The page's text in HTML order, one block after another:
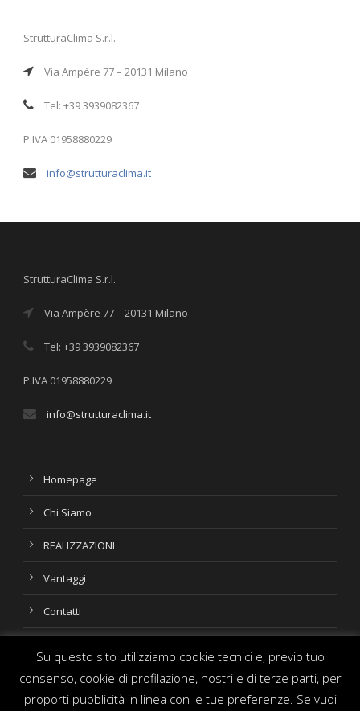
StrutturaClima S.r.l.
Via Ampère 77 – 20131 Milano
Tel: +39 3939082367
P.IVA 01958880229
info@strutturaclima.it
StrutturaClima S.r.l.
Via Ampère 77 – 20131 Milano
Tel: +39 3939082367
P.IVA 01958880229
info@strutturaclima.it
Homepage
Chi Siamo
REALIZZAZIONI
Vantaggi
Contatti
Progetti Recenti
Su questo sito utilizziamo cookie tecnici e, previo tuo
consenso, cookie di profilazione, nostri e di terze parti, per
proporti pubblicità in linea con le tue preferenze. Se vuoi